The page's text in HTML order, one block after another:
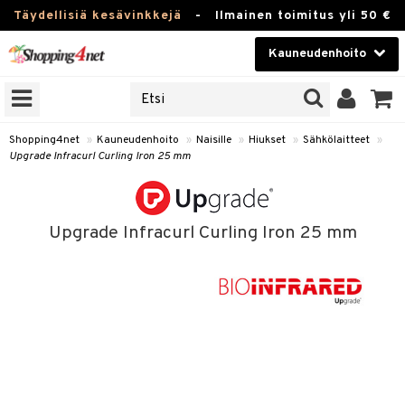
Täydellisiä kesävinkkejä - Ilmainen toimitus yli 50 €
Kauneudenhoito
Kauneudenhoito
Piilolinssit
Fitness
Shopping4net » Kauneudenhoito » Naisille » Hiukset » Sähkölaitteet »
Upgrade Infracurl Curling Iron 25 mm
Upgrade Infracurl Curling Iron 25 mm